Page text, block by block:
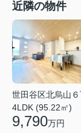
近隣の物件
世田谷区北烏山６
4LDK (95.22㎡)
9,790万円